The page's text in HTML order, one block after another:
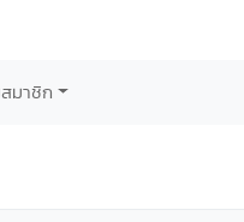
มาชิก